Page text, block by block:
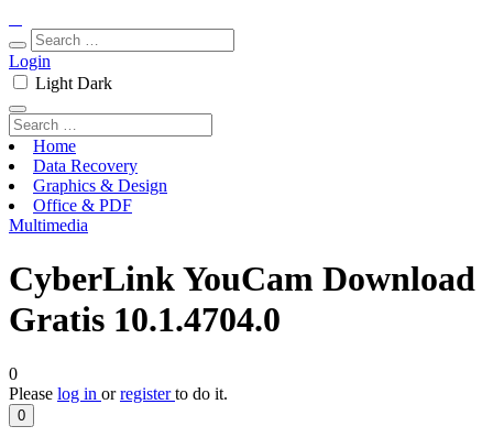
Login
Light Dark
Home
Data Recovery
Graphics & Design
Office & PDF
Multimedia
CyberLink YouCam Download
Gratis 10.1.4704.0
0
Please log in orregisterto do it.
0